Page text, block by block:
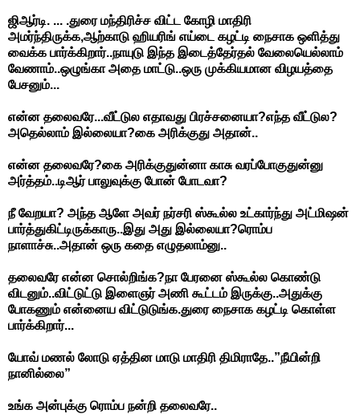
ஜிஆர்டி. ... .துரை மந்திரிச்ச விட்ட கோழி மாதிரி
அமர்ந்திருக்க,ஆற்காடு ஹியரிங் எய்டை கழட்டி நைசாக ஒளித்து
வைக்க பார்க்கிறார்..நாயுடு இந்த இடைத்தேர்தல் வேலையெல்லாம்
வேணாம்..ஒழுங்கா அதை மாட்டு..ஒரு முக்கியமான விழயத்தை
பேசனும்...
என்ன தலைவரே...வீட்டுல எதாவது பிரச்சனையா?எந்த வீட்டுல?
அதெல்லாம் இல்லையா?கை அரிக்குது அதான்..
என்ன தலைவரே?கை அரிக்குதுன்னா காசு வரப்போகுதுன்னு
அர்த்தம்..டிஆர் பாலுவுக்கு போன் போடவா?
நீ வேறயா? அந்த ஆளே அவர் நர்சரி ஸ்கூல்ல உட்கார்ந்து அட்மிஷன்
பார்த்துகிட்டிருக்காரு..இது அது இல்லையா?ரொம்ப
நாளாச்சு..அதான் ஒரு கதை எழுதலாம்னு..
தலைவரே என்ன சொல்றிங்க?நா பேரனை ஸ்கூல்ல கொண்டு
விடனும்..விட்டுட்டு இளைஞர் அணி கூட்டம் இருக்கு..அதுக்கு
போகணும் என்னைய விட்டுடுங்க.துரை நைசாக கழட்டி கொள்ள
பார்க்கிறார்...
யோவ் மணல் லோடு ஏத்தின மாடு மாதிரி திமிராதே..”நீயின்றி
நானில்லை”
உங்க அன்புக்கு ரொம்ப நன்றி தலைவரே..